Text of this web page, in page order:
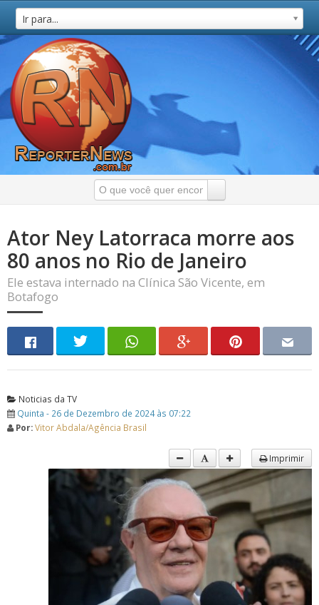
Ir para...
Ator Ney Latorraca morre aos
80 anos no Rio de Janeiro
Ele estava internado na Clínica São Vicente, em
Botafogo
Noticias da TV
Quinta - 26 de Dezembro de 2024 às 07:22
Por:Vitor Abdala/Agência Brasil
Imprimir